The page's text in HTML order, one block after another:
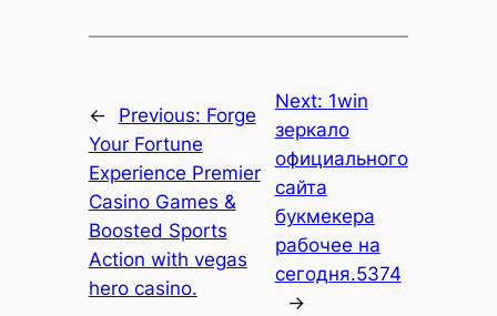
← Previous: Forge
Your Fortune
Experience Premier
Casino Games &
Boosted Sports
Action with vegas
hero casino.
Next: 1win
зеркало
официального
сайта
букмекера
рабочее на
сегодня.5374
→